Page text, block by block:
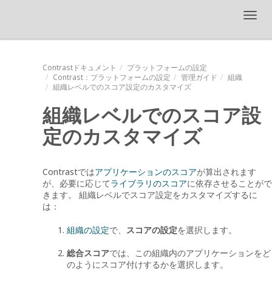
Contrastドキュメント
プラットフォームの設定
Contrast ：プラットフォームの設定 管理ガイド
組織
組織レベルでのスコア設定のカスタマイズ
組織レベルでのスコア設
定のカスタマイズ
Contrastではアプリケーションのスコアが算出されます
が、必要に応じてライブラリのスコアに依存させることがで
きます。 組織レベルでスコア設定をカスタマイズするに
は：
組織の設定で、 スコアの設定を選択します。
総合スコアでは、この組織内のアプリケーションをど
のようにスコア付けするかを選択します。